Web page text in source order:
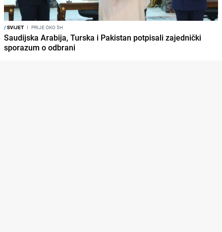
/SVIJET I PRIJE OKO 5H
Saudijska Arabija, Turska i Pakistan potpisali zajednički
sporazum o odbrani